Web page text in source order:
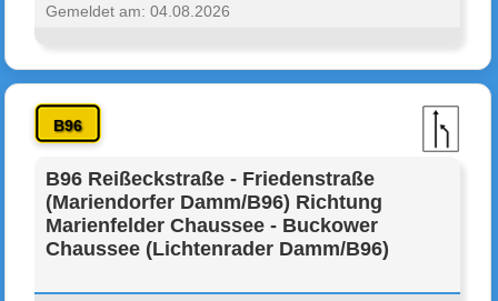
Gemeldet am: 04.08.2026
B96
B96 Reißeckstraße - Friedenstraße
(Mariendorfer Damm/B96) Richtung
Marienfelder Chaussee - Buckower
Chaussee (Lichtenrader Damm/B96)